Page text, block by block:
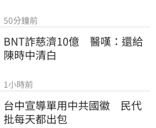
50分鐘前
BNT詐慈濟10億　醫嘆：還給
陳時中清白
1小時前
台中宣導單用中共國徽　民代
批每天都出包